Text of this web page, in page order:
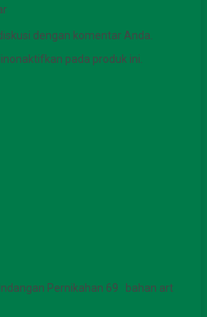
dengan komentar Anda.
pada produk ini.
Pernikahan 69 bahan art